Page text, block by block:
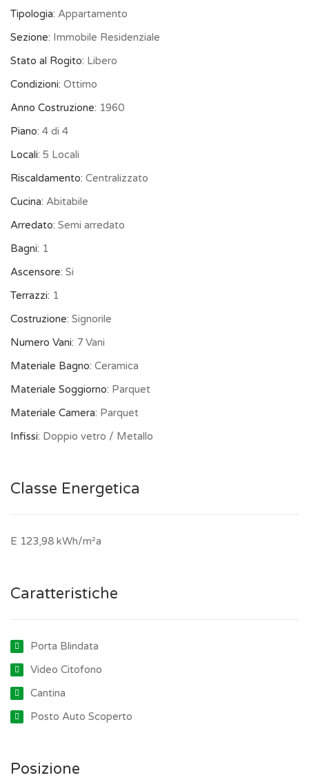
Tipologia: Appartamento
Sezione: Immobile Residenziale
Stato al Rogito: Libero
Condizioni: Ottimo
Anno Costruzione: 1960
Piano: 4 di 4
Locali: 5 Locali
Riscaldamento: Centralizzato
Cucina: Abitabile
Arredato: Semi arredato
Bagni: 1
Ascensore: Si
Terrazzi: 1
Costruzione: Signorile
Numero Vani: 7 Vani
Materiale Bagno: Ceramica
Materiale Soggiorno: Parquet
Materiale Camera: Parquet
Infissi: Doppio vetro / Metallo
Classe Energetica
E 123,98 kWh/m²a
Caratteristiche
Porta Blindata
Video Citofono
Cantina
Posto Auto Scoperto
Posizione